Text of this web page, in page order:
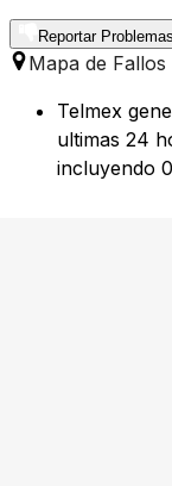
Reportar Problemas
Mapa de Fallos
Telmex
ultimas 24
incluyendo